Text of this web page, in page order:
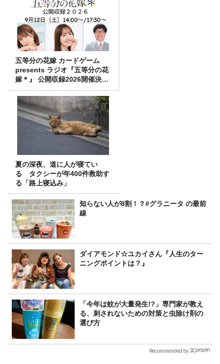
五等分の花嫁 カードゲーム
presents ラジオ『五等分の花
嫁＊』 公開収録2026開催決
定！
夏の深夜、道に人が寝てい
る タクシーが年400件救助す
る「路上寝込み」
知らない人が8割！？#グラニータ の最前
線
ダイアモンド☆ユカイさん『人生のター
ニングポイントは？』
「今年は蚊が大量発生!?」専門家が教え
る、刺されないための対策と虫除け剤の
選び方
Recommended by